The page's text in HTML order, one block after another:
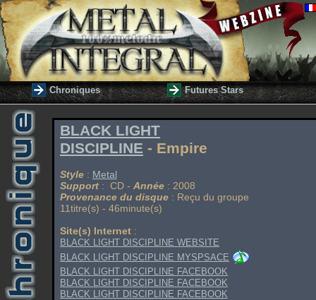
Chroniques Futures Stars
BLACK LIGHT
DISCIPLINE - Empire
Style : Metal
Support : CD - Année : 2008
Provenance du disque : Reçu du groupe
11titre(s) - 46minute(s)
Site(s) Internet :
BLACK LIGHT DISCIPLINE WEBSITE
BLACK LIGHT DISCIPLINE MYSPSACE
BLACK LIGHT DISCIPLINE FACEBOOK
BLACK LIGHT DISCIPLINE FACEBOOK
BLACK LIGHT DISCIPLINE FACEBOOK